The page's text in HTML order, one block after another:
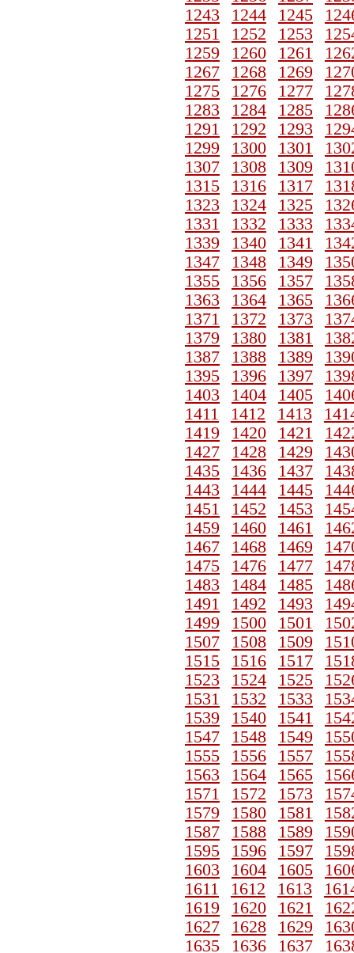
1243
1244 1245
1251
1252 1253
1259
1260 1261
1267
1268 1269
1275
1276 1277
1283
1284 1285
1291
1292 1293
1299
1300 1301
1307
1308 1309
1315
1316 1317
1323
1324 1325
1331
1332 1333
1339
1340 1341
1347
1348 1349
1355
1356 1357
1363
1364 1365
1371
1372 1373
1379
1380 1381
1387
1388 1389
1395
1396 1397
1403
1404 1405
1411
1412 1413
1419
1420 1421
1427
1428 1429
1435
1436 1437
1443
1444 1445
1451
1452 1453
1459
1460 1461
1467
1468 1469
1475
1476 1477
1483
1484 1485
1491
1492 1493
1499
1500 1501
1507
1508 1509
1515
1516 1517
1523
1524 1525
1531
1532 1533
1539
1540 1541
1547
1548 1549
1555
1556 1557
1563
1564 1565
1571
1572 1573
1579
1580 1581
1587
1588 1589
1595
1596 1597
1603
1604 1605
1611
1612 1613
1619
1620 1621
1627
1628 1629
1635
1636 1637